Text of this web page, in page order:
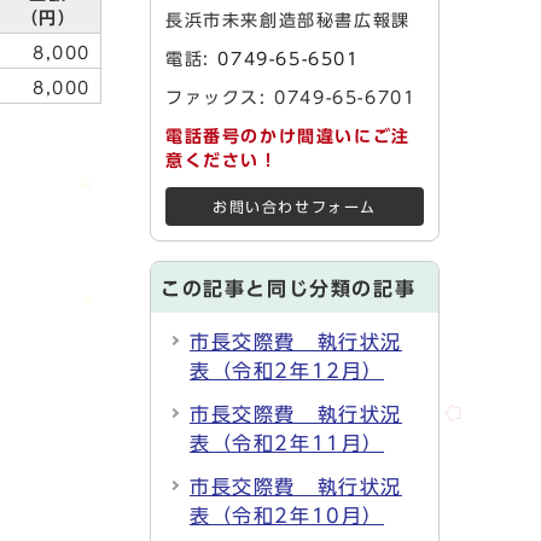
（円）
8,000
8,000
長浜市未来創造部秘書広報課
電話:0749-65-6501
ファックス: 0749-65-6701
電話番号のかけ間違いにご注
意ください！
お問い合わせフォーム
この記事と同じ分類の記事
市長交際費 執行状況
表（令和2年12月）
市長交際費 執行状況
表（令和2年11月）
市長交際費 執行状況
表（令和2年10月）